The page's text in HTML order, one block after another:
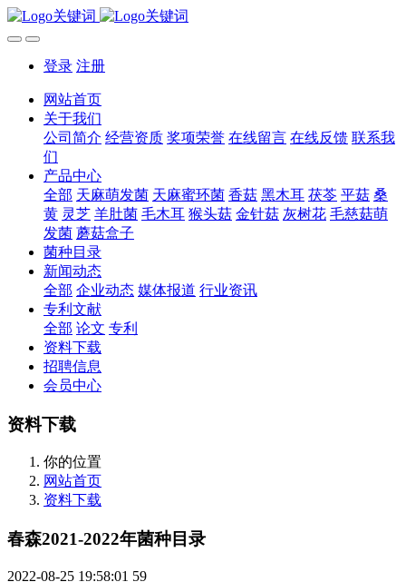
登录 注册
网站首页
关于我们
公司简介 经营资质 奖项荣誉 在线留言 在线反馈 联系我
们
产品中心
全部 天麻萌发菌 天麻蜜环菌 香菇 黑木耳 茯苓 平菇 桑
黄 灵芝 羊肚菌 毛木耳 猴头菇 金针菇 灰树花 毛慈菇萌
发菌 蘑菇盒子
菌种目录
新闻动态
全部 企业动态 媒体报道 行业资讯
专利文献
全部 论文 专利
资料下载
招聘信息
会员中心
资料下载
你的位置
网站首页
资料下载
春森2021-2022年菌种目录
2022-08-25 19:58:01 59